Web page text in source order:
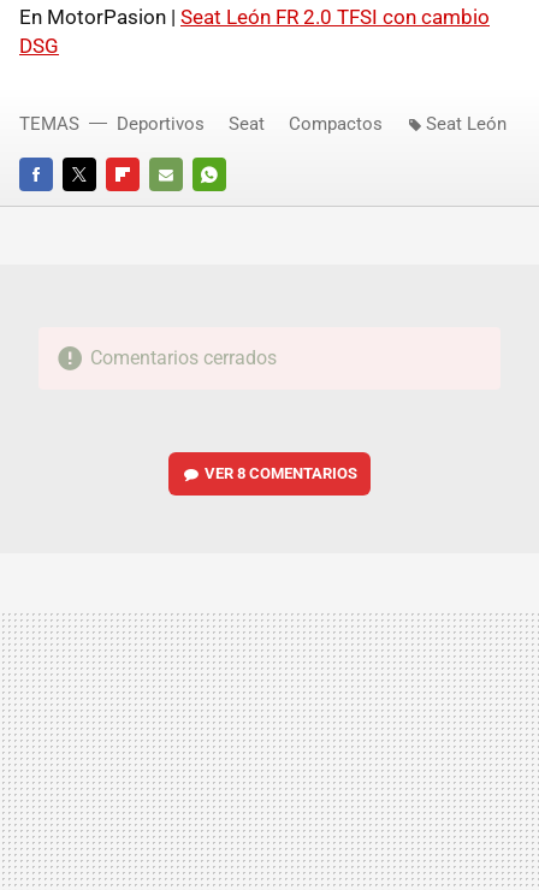
En MotorPasion | Seat León FR 2.0 TFSI con cambio
DSG
FACEBOOKTWITTERFLIPBOARD
E-
WHATSAPP
TEMAS Deportivos Seat Compactos Seat León
Comentarios cerrados
VER8 COMENTARIOS